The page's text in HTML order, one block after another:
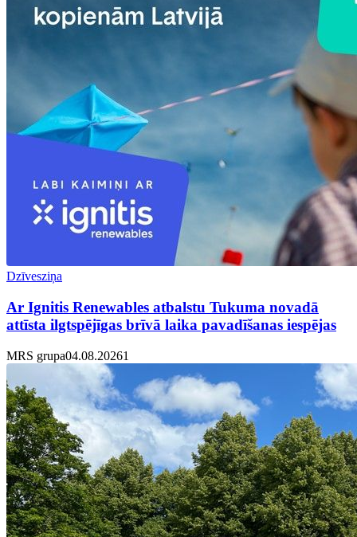
Dzīvesziņa
Ar Ignitis Renewables atbalstu Tukuma novadā
attīsta ilgtspējīgas brīvā laika pavadīšanas iespējas
MRS grupa04.08.20261